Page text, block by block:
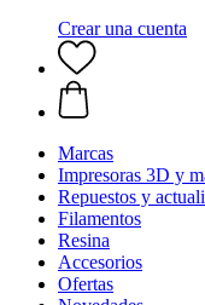
Crear una cuenta
Marcas
Impresoras 3D y
Repuestos y
Filamentos
Resina
Accesorios
Ofertas